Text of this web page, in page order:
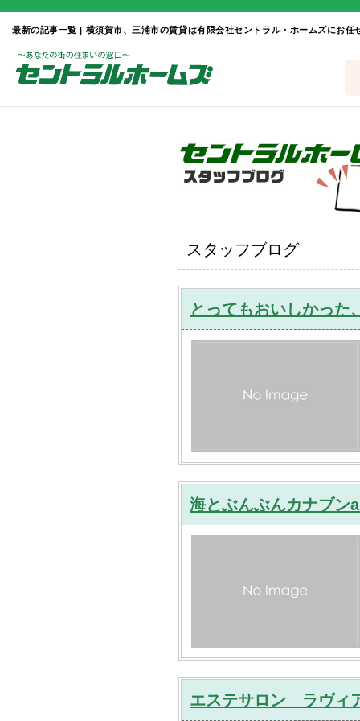
最新の記事一覧 | 横須賀市、三浦市の賃貸は有限会社セントラル・ホームズにお任
スタッフブログ
とってもおいしかった
海とぶんぶんカナブン
エステサロン ラヴィ